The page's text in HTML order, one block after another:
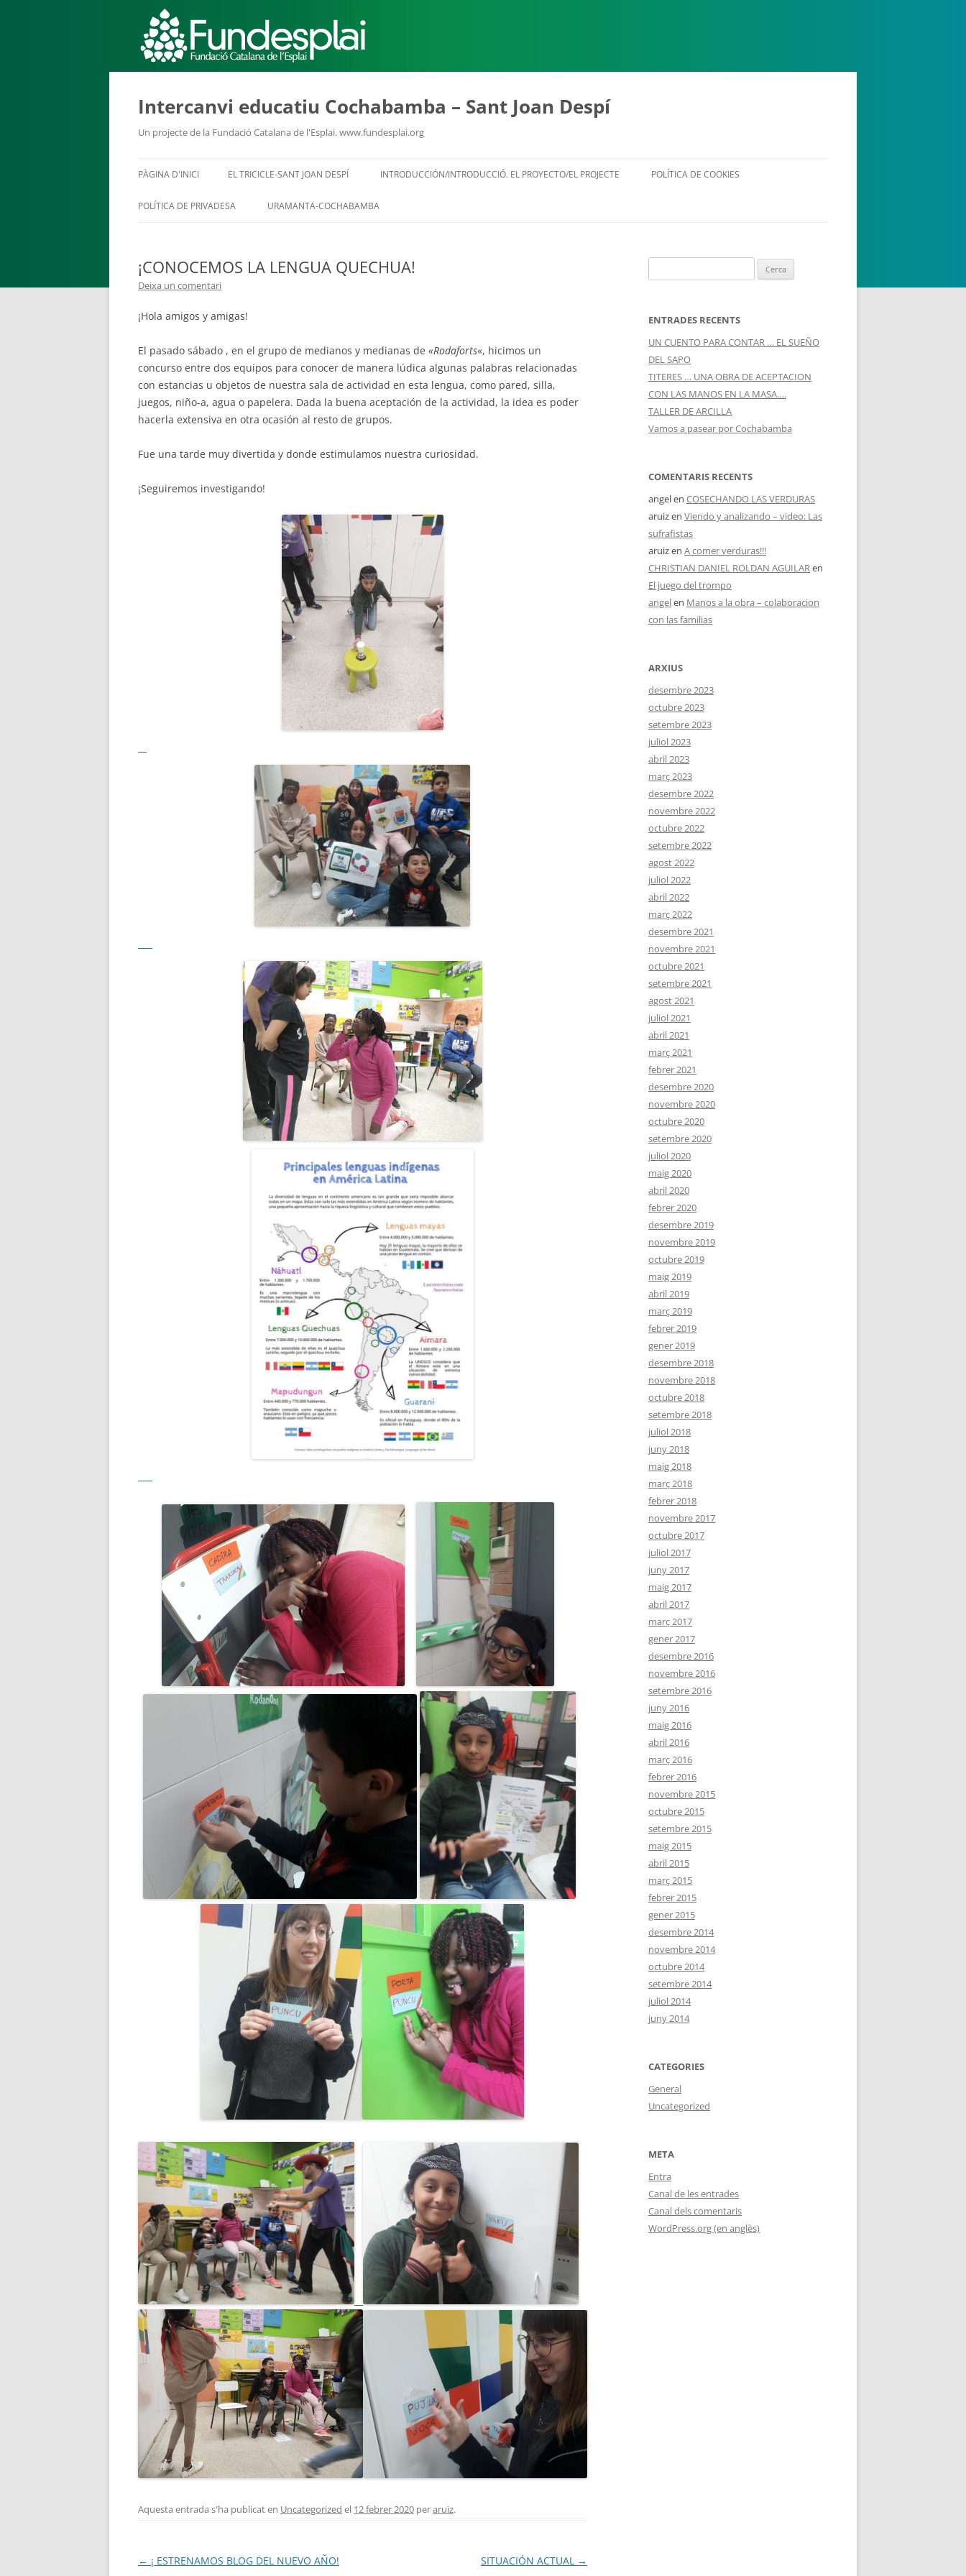
Intercanvi educatiu Cochabamba – Sant Joan Despí
Un projecte de la Fundació Catalana de l'Esplai. www.fundesplai.org
al
PÀGINA D'INICI EL TRICICLE-SANT JOAN DESPÍ INTRODUCCIÓN/INTRODUCCIÓ. EL PROYECTO/EL PROJECTE POLÍTICA DE COOKIES
POLÍTICA DE PRIVADESA URAMANTA-COCHABAMBA
¡CONOCEMOS LA LENGUA QUECHUA!
Deixa un comentari
¡Hola amigos y amigas!
El pasado sábado , en el grupo de medianos y medianas de «Rodaforts«, hicimos un
concurso entre dos equipos para conocer de manera lúdica algunas palabras relacionadas
con estancias u objetos de nuestra sala de actividad en esta lengua, como pared, silla,
juegos, niño-a, agua o papelera. Dada la buena aceptación de la actividad, la idea es poder
hacerla extensiva en otra ocasión al resto de grupos.
Fue una tarde muy divertida y donde estimulamos nuestra curiosidad.
¡Seguiremos investigando!
Aquesta entrada s'ha publicat en Uncategorized el 12 febrer 2020 peraruiz.
Navegació
← ¡ ESTRENAMOS BLOG DEL NUEVO AÑO! SITUACIÓN ACTUAL →
ENTRADES RECENTS
UN CUENTO PARA CONTAR … EL SUEÑO
DEL SAPO
TITERES … UNA OBRA DE ACEPTACION
CON LAS MANOS EN LA MASA….
TALLER DE ARCILLA
Vamos a pasear por Cochabamba
COMENTARIS RECENTS
angelen COSECHANDO LAS VERDURAS
aruizen Viendo y analizando – video: Las
sufrafistas
aruizen A comer verduras!!!
CHRISTIAN DANIEL ROLDAN AGUILARen
El juego del trompo
angelen Manos a la obra – colaboracion
con las familias
ARXIUS
desembre 2023
octubre 2023
setembre 2023
juliol 2023
abril 2023
març 2023
desembre 2022
novembre 2022
octubre 2022
setembre 2022
agost 2022
juliol 2022
abril 2022
març 2022
desembre 2021
novembre 2021
octubre 2021
setembre 2021
agost 2021
juliol 2021
abril 2021
març 2021
febrer 2021
desembre 2020
novembre 2020
octubre 2020
setembre 2020
juliol 2020
maig 2020
abril 2020
febrer 2020
desembre 2019
novembre 2019
octubre 2019
maig 2019
abril 2019
març 2019
febrer 2019
gener 2019
desembre 2018
novembre 2018
octubre 2018
setembre 2018
juliol 2018
juny 2018
maig 2018
març 2018
febrer 2018
novembre 2017
octubre 2017
juliol 2017
juny 2017
maig 2017
abril 2017
març 2017
gener 2017
desembre 2016
novembre 2016
setembre 2016
juny 2016
maig 2016
abril 2016
març 2016
febrer 2016
novembre 2015
octubre 2015
setembre 2015
maig 2015
abril 2015
març 2015
febrer 2015
gener 2015
desembre 2014
novembre 2014
octubre 2014
setembre 2014
juliol 2014
juny 2014
CATEGORIES
General
Uncategorized
META
Entra
Canal de les entrades
Canal dels comentaris
WordPress.org (en anglès)
CASES DE COLÒNIES ACCIÓ SOCIAL I JOVES
CONEIX FUNDESPLAI
Memòria d'activitats
Proposta educativa
Xarxes socials
Treballa amb nosaltres